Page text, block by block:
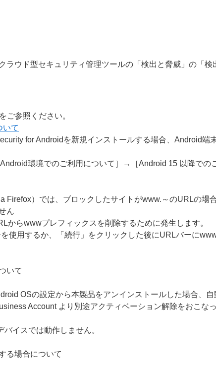
ラウド型セキュリティ管理ツールの「検出と脅威」の「
ご参照ください。
いて
for Androidを新規インストールする場合、Android端
環境でのご利用について］→［Android 15 以降での
Firefox）では、ブロックしたサイトがwww.～のURLの場
ん
らwwwプレフィックスを削除するために発生します。
使用するか、「続行」をクリックした後にURLバーに
いて
OSの設定から本製品をアンインストールした場合、
Account より別途アクティベーション解除をおこなっ
イスでは動作しません。
る場合について